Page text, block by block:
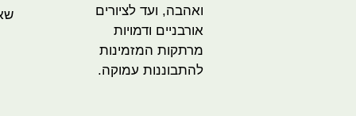
ואהבה, ועד לציורים
אורבניים ודמויות
מרתקות המזמינות
להתבוננות עמוקה.